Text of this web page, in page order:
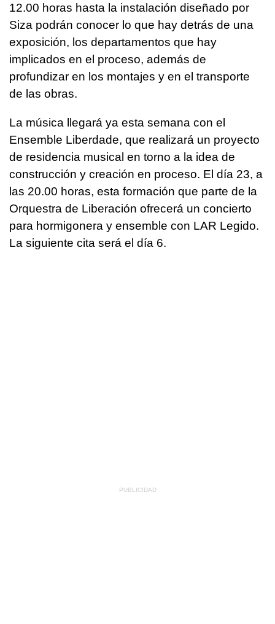
12.00 horas hasta la instalación diseñado por
Siza podrán conocer lo que hay detrás de una
exposición, los departamentos que hay
implicados en el proceso, además de
profundizar en los montajes y en el transporte
de las obras.
La música llegará ya esta semana con el
Ensemble Liberdade, que realizará un proyecto
de residencia musical en torno a la idea de
construcción y creación en proceso. El día 23, a
las 20.00 horas, esta formación que parte de la
Orquestra de Liberación ofrecerá un concierto
para hormigonera y ensemble con LAR Legido.
La siguiente cita será el día 6.